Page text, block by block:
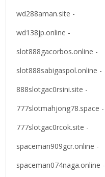
wd288aman.site -
wd138jp.online -
slot888gacorbos.online -
slot888sabigaspol.online -
888slotgac0rsini.site -
777slotmahjong78.space -
777slotgac0rcok.site -
spaceman909gcr.online -
spaceman074naga.online -